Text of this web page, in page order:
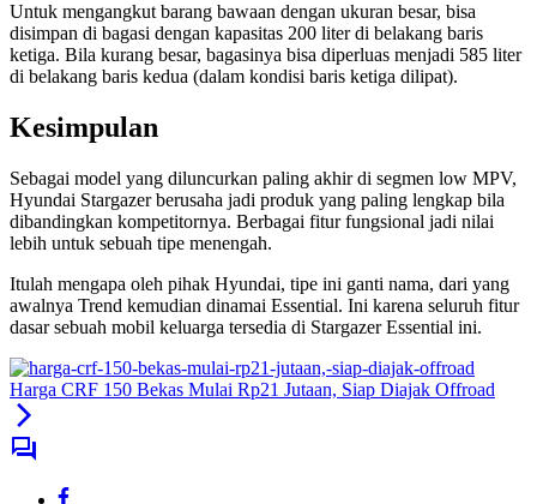
Untuk mengangkut barang bawaan dengan ukuran besar, bisa
disimpan di bagasi dengan kapasitas 200 liter di belakang baris
ketiga. Bila kurang besar, bagasinya bisa diperluas menjadi 585 liter
di belakang baris kedua (dalam kondisi baris ketiga dilipat).
Kesimpulan
Sebagai model yang diluncurkan paling akhir di segmen low MPV,
Hyundai Stargazer berusaha jadi produk yang paling lengkap bila
dibandingkan kompetitornya. Berbagai fitur fungsional jadi nilai
lebih untuk sebuah tipe menengah.
Itulah mengapa oleh pihak Hyundai, tipe ini ganti nama, dari yang
awalnya Trend kemudian dinamai Essential. Ini karena seluruh fitur
dasar sebuah mobil keluarga tersedia di Stargazer Essential ini.
Harga CRF 150 Bekas Mulai Rp21 Jutaan, Siap Diajak Offroad